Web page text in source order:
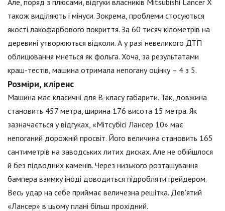
також виділяють і мінуси. Зокрема, проблеми стосуються
якості лакофарбового покриття. За 60 тисяч кілометрів на
деревині утворюються відколи. А у разі невеликого ДТП
облицювання мнеться як фольга. Хоча, за результатами
краш-тестів, машина отримала непогану оцінку – 4 з 5.
Розміри, кліренс
Машина має класичні для В-класу габарити. Так, довжина
становить 457 метра, ширина 176 висота 15 метра. Як
зазначається у відгуках, «Мітсубісі Лансер 10» має
непоганий дорожній просвіт. Його величина становить 165
сантиметрів на заводських литих дисках. Але не обійшлося
й без підводних каменів. Через низького розташування
бампера взимку іноді доводиться підробляти грейдером.
Весь удар на себе приймає величезна решітка. Дев'ятий
«Лансер» в цьому плані більш прохідний.